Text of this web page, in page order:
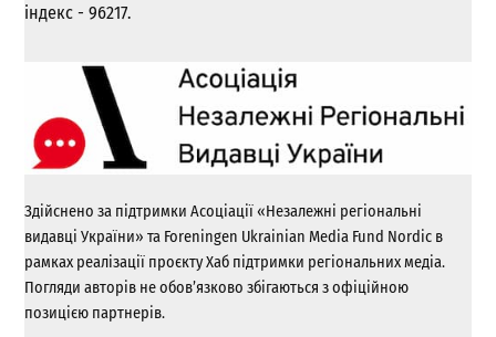
індекс - 96217.
Здійснено за підтримки Асоціації «Незалежні регіональні
видавці України» та Foreningen Ukrainian Media Fund Nordic в
рамках реалізації проєкту Хаб підтримки регіональних медіа.
Погляди авторів не обов’язково збігаються з офіційною
позицією партнерів.